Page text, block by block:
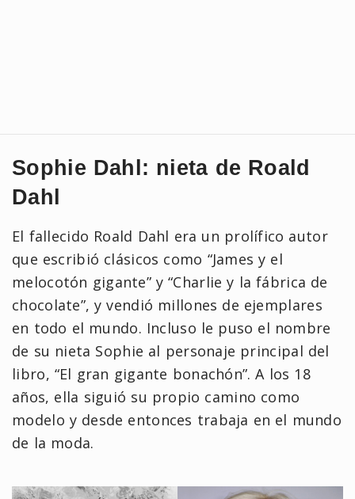
Sophie Dahl: nieta de Roald
Dahl
El fallecido Roald Dahl era un prolífico autor
que escribió clásicos como “James y el
melocotón gigante” y “Charlie y la fábrica de
chocolate”, y vendió millones de ejemplares
en todo el mundo. Incluso le puso el nombre
de su nieta Sophie al personaje principal del
libro, “El gran gigante bonachón”. A los 18
años, ella siguió su propio camino como
modelo y desde entonces trabaja en el mundo
de la moda.